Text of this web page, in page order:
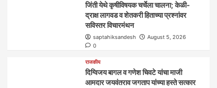
जिंती येथे कृषीविषयक चर्चेला चालना; केळी-
द्राक्ष लागवड व शेतकरी हिताच्या प्रश्नांवर
सविस्तर विचारमंथन
saptahiksandesh
August 5, 2026
0
राजकीय
दिग्विजय बागल व गणेश चिवटे यांचा माजी
आमदार जयवंतराव जगताप यांच्या हस्ते सत्कार